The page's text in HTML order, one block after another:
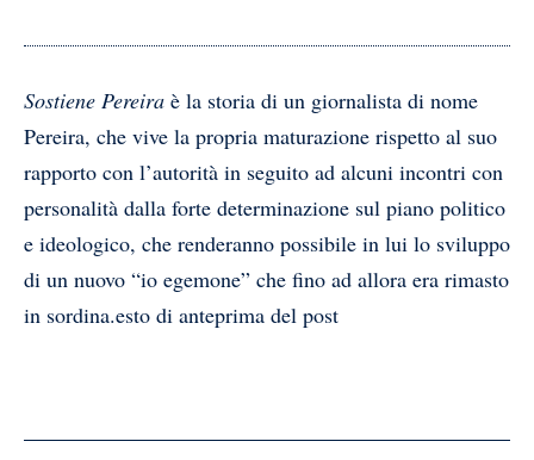
Sostiene Pereira è la storia di un giornalista di nome
Pereira, che vive la propria maturazione rispetto al suo
rapporto con l’autorità in seguito ad alcuni incontri con
personalità dalla forte determinazione sul piano politico
e ideologico, che renderanno possibile in lui lo sviluppo
di un nuovo “io egemone” che fino ad allora era rimasto
in sordina.esto di anteprima del post